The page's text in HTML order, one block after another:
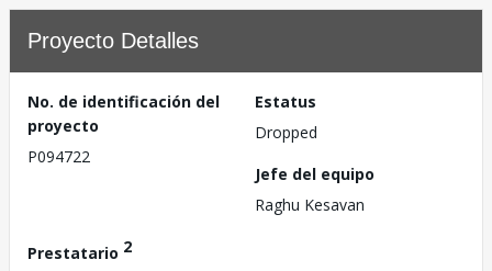
Proyecto Detalles
No. de identificación del
proyecto
P094722
Estatus
Dropped
Jefe del equipo
Raghu Kesavan
Prestatario 2